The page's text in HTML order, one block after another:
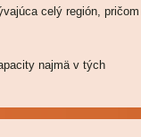
celý región, pričom
najmä v tých